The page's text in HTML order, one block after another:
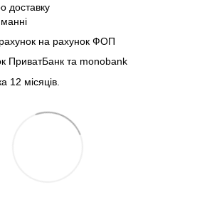
доставку
на рахунок ФОП
ПриватБанк та monobank
12 місяців.